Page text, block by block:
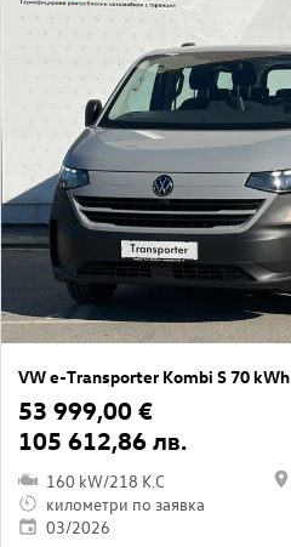
VW e-Transporter Kombi S 70
53 999,00 €
105 612,86 лв.
160 kW/218 K.C
километри по заявка
03/2026